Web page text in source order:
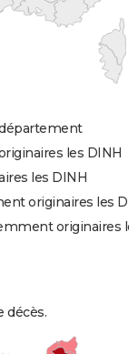
les DINH
les DINH
originaires les
originaires
décès.